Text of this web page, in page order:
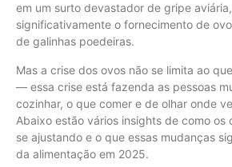
em um surto devastador de gripe
significativamente o fornecimento de
de galinhas poedeiras.
Mas a crise dos ovos não se limita ao
— essa crise está fazenda as pessoas
cozinhar, o que comer e de olhar onde
Abaixo estão vários insights de como os
se ajustando e o que essas mudanças
da alimentação em 2025.